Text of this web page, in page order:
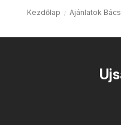
Kezdőlap Ajánlatok